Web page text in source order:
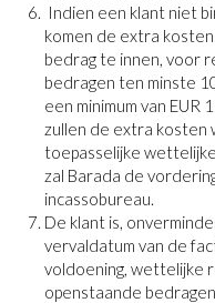
Indien een klant niet
komen de extra
bedrag te innen, voor
bedragen ten minste
een minimum van EUR
zullen de extra kosten
toepasselijke
zal Barada de
incassobureau.
De klant is,
vervaldatum van de
voldoening, wettelijke
openstaande